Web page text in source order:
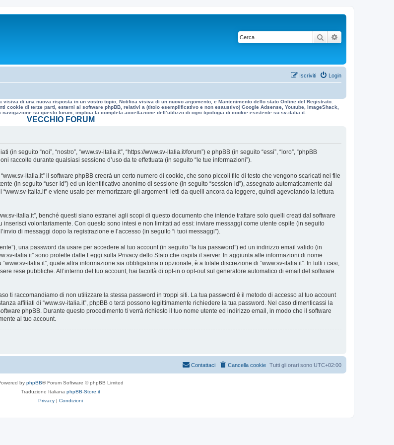
Cerca
Login
Iscriviti
di una nuova risposta in un vostro topic, Notifica visiva di un nuovo argomento, e Mantenimento dello stato Online del Registrato.
di terze parti, esterni al software phpBB, relativi a (titolo esemplificativo e non esaustivo) Google Adsense, Youtube, ImageShack,
su questo forum, implica la completa accettazione dell’utilizzo di ogni tipologia di cookie esistente su sv-italia.it.
VECCHIO FORUM
seguito “noi”, “nostro”, “www.sv-italia.it”, “https://www.sv-italia.it/forum”) e phpBB (in seguito “essi”, “loro”, “phpBB
raccolte durante qualsiasi sessione d’uso da te effettuata (in seguito “le tue informazioni”).
italia.it” il software phpBB creerà un certo numero di cookie, che sono piccoli file di testo che vengono scaricati nei file
(in seguito “user-id”) ed un identificativo anonimo di sessione (in seguito “session-id”), assegnato automaticamente dal
italia.it” e viene usato per memorizzare gli argomenti letti da quelli ancora da leggere, quindi agevolando la lettura
italia.it”, benché questi siano estranei agli scopi di questo documento che intende trattare solo quelli creati dal software
volontariamente. Con questo sono intesi e non limitati ad essi: inviare messaggi come utente ospite (in seguito
di messaggi dopo la registrazione e l’accesso (in seguito “i tuoi messaggi”).
una password da usare per accedere al tuo account (in seguito “la tua password”) ed un indirizzo email valido (in
italia.it” sono protette dalle Leggi sulla Privacy dello Stato che ospita il server. In aggiunta alle informazioni di nome
italia.it”, quale altra informazione sia obbligatoria o opzionale, è a totale discrezione di “www.sv-italia.it”. In tutti i casi,
rese pubbliche. All’interno del tuo account, hai facoltà di opt-in o opt-out sul generatore automatico di email del software
ti raccomandiamo di non utilizzare la stessa password in troppi siti. La tua password è il metodo di accesso al tuo account
affiliati di “www.sv-italia.it”, phpBB o terzi possono legittimamente richiedere la tua password. Nel caso dimenticassi la
phpBB. Durante questo procedimento ti verrà richiesto il tuo nome utente ed indirizzo email, in modo che il software
al tuo account.
Tutti gli orari sono UTC+02:00
Cancella cookie
Contattaci
by phpBB® Forum Software © phpBB Limited
Traduzione Italiana phpBB-Store.it
Privacy | Condizioni